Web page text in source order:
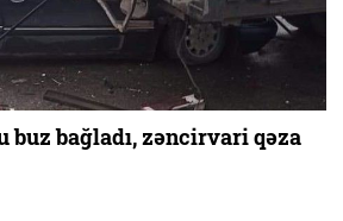
buz bağladı, zəncirvari qəza